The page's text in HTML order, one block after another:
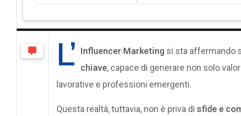
L’ Influencer Marketingsi sta affermando
chiave, capace di generare non solo
lavorative e professioni emergenti.
Questa realtà, tuttavia, non è priva di sfide e